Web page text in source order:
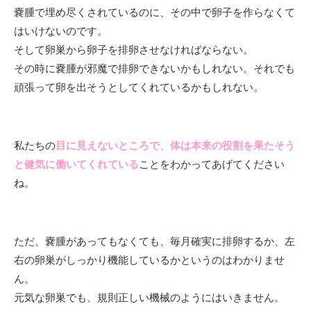
嚢腫で埋め尽くされているのに、その中で卵子を作らなくて
はいけないのです。
そして卵巣から卵子を排卵させなければならない。
その時に嚢腫が邪魔で排卵できないかもしれない。それでも
頑張って卵を出そうとしてくれているかもしれない。
私たちの 目に見えないところで、体は本来の役割を果たそう
と健気に働いてくれていることをわかってあげてください
ね。
ただ、嚢腫があってもなくても、毎月確実に排卵するか、左
右の卵巣がしっかり機能しているかというのはわかりませ
ん。
元気な卵巣でも、規則正しい機械のようにはいきません。